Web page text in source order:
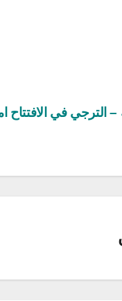
– الترجي في الافتتاح